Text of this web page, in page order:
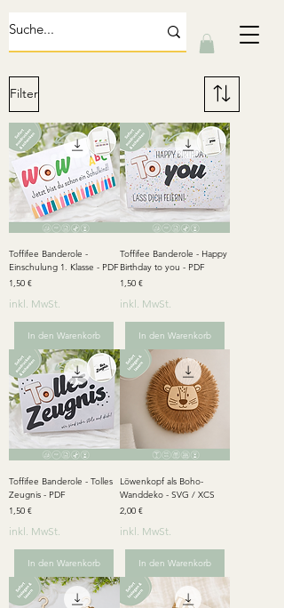
Filter
Toffifee Banderole -
Einschulung 1. Klasse - PDF
Preis
1,50 €
inkl. MwSt.
In den Warenkorb
Toffifee Banderole - Happy
Birthday to you - PDF
Preis
1,50 €
inkl. MwSt.
In den Warenkorb
Toffifee Banderole - Tolles
Zeugnis - PDF
Preis
1,50 €
inkl. MwSt.
In den Warenkorb
Löwenkopf als Boho-
Wanddeko - SVG / XCS
Preis
2,00 €
inkl. MwSt.
In den Warenkorb